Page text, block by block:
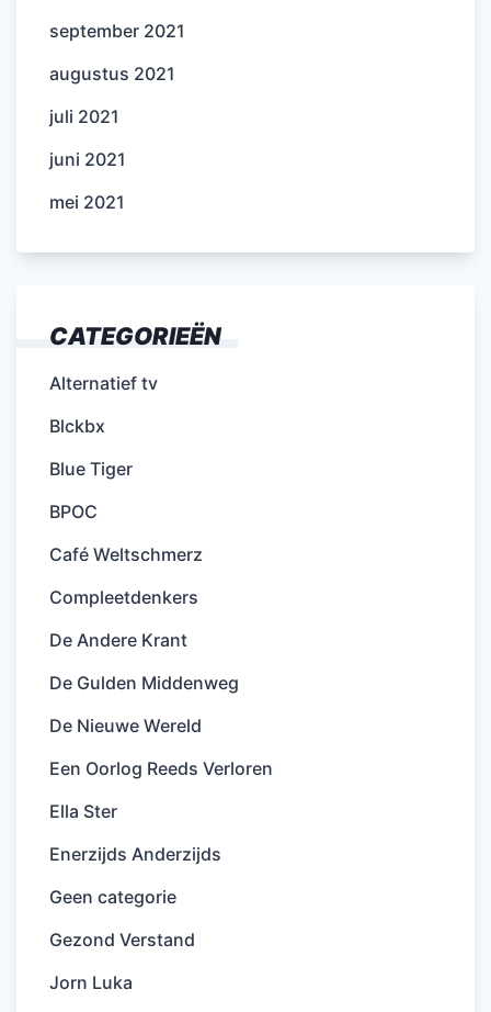
september 2021
augustus 2021
juli 2021
juni 2021
mei 2021
CATEGORIEËN
Alternatief tv
Blckbx
Blue Tiger
BPOC
Café Weltschmerz
Compleetdenkers
De Andere Krant
De Gulden Middenweg
De Nieuwe Wereld
Een Oorlog Reeds Verloren
Ella Ster
Enerzijds Anderzijds
Geen categorie
Gezond Verstand
Jorn Luka